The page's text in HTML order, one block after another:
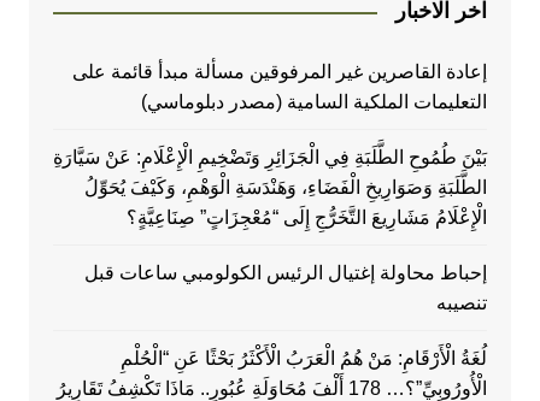
اخر الاخبار
إعادة القاصرين غير المرفوقين مسألة مبدأ قائمة على
التعليمات الملكية السامية (مصدر دبلوماسي)
بَيْنَ طُمُوحِ الطَّلَبَةِ فِي الْجَزَائِرِ وَتَضْخِيمِ الْإِعْلَامِ: عَنْ سَيَّارَةِ
الطَّلَبَةِ وَصَوَارِيخِ الْفَضَاءِ، وَهَنْدَسَةِ الْوَهْمِ، وَكَيْفَ يُحَوِّلُ
الْإِعْلَامُ مَشَارِيعَ التَّخَرُّجِ إِلَى “مُعْجِزَاتٍ” صِنَاعِيَّةٍ؟
إحباط محاولة إغتيال الرئيس الكولومبي ساعات قبل
تنصيبه
لُغَةُ الْأَرْقَامِ: مَنْ هُمُ الْعَرَبُ الْأَكْثَرُ بَحْثًا عَنِ “الْحُلْمِ
الْأُورُوبِيِّ”؟… 178 أَلْفَ مُحَاوَلَةِ عُبُورٍ.. مَاذَا تَكْشِفُ تَقَارِيرُ